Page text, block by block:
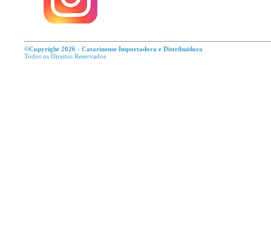
©Copyright 2026 - Catarinense Importadora e Distribuidora
Todos os Direitos